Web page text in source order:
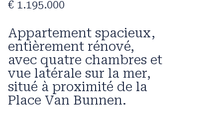
Appartement spacieux,
entièrement rénové,
avec quatre chambres et
vue latérale sur la mer,
situé à proximité de la
Place Van Bunnen.
€ 1.195.000